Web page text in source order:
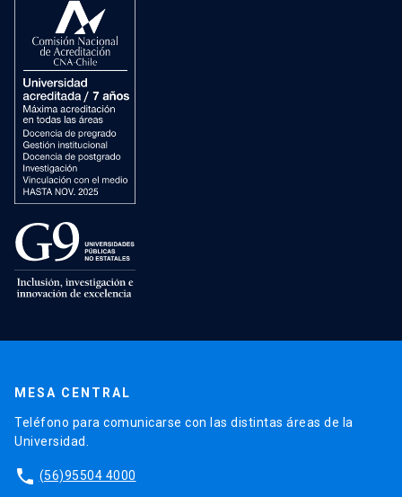
MESA CENTRAL
Teléfono para comunicarse con las distintas áreas de la
Universidad.
phone (56)95504 4000